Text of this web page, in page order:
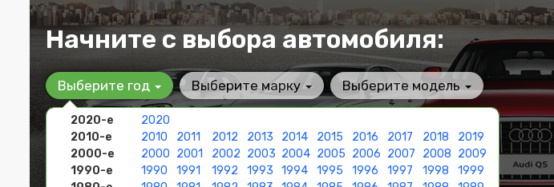
Начните с выбора автомобиля:
Выберите год
2020-е
2020
2010-е
2010 2011 2012 2013 2014 2015 2016 2017 2018
2019
2000-е
2000 2001 2002 2003 2004 2005 2006 2007 2008 2009
1990-е
1990 1991 1992 1993 1994 1995 1996 1997 1998
1999
Выберите марку Выберите модель